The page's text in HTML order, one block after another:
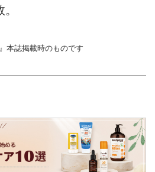
本誌掲載時のものです